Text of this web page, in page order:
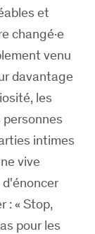
et
changé·e
venu
davantage
les
intimes
vive
: « Stop,
pour les